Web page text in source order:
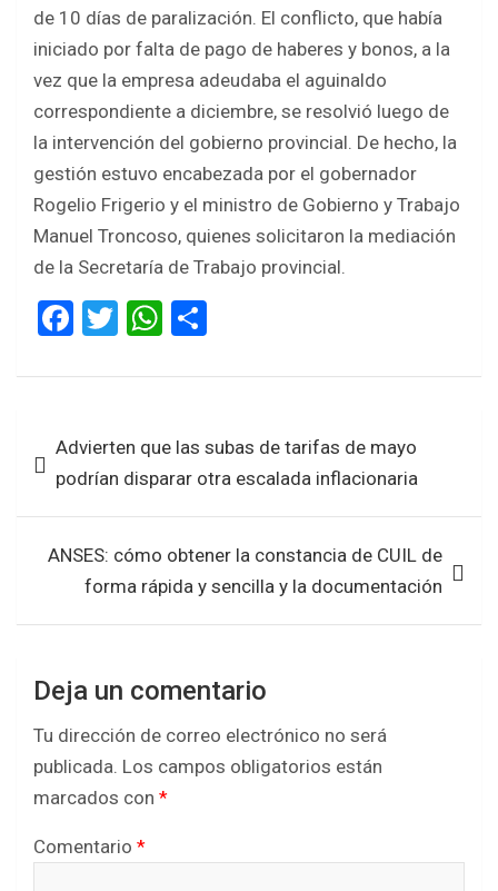
de 10 días de paralización. El conflicto, que había
iniciado por falta de pago de haberes y bonos, a la
vez que la empresa adeudaba el aguinaldo
correspondiente a diciembre, se resolvió luego de
la intervención del gobierno provincial. De hecho, la
gestión estuvo encabezada por el gobernador
Rogelio Frigerio y el ministro de Gobierno y Trabajo
Manuel Troncoso, quienes solicitaron la mediación
de la Secretaría de Trabajo provincial.
F
ce
o
o
k
T
tt
W
at
A
p
p
ar
de
entradas
Advierten que las subas de tarifas de mayo
podrían disparar otra escalada inflacionaria
ANSES: cómo obtener la constancia de CUIL de
forma rápida y sencilla y la documentación
Deja un comentario
Tu dirección de correo electrónico no será
publicada. Los campos obligatorios están
marcados con *
Comentario *